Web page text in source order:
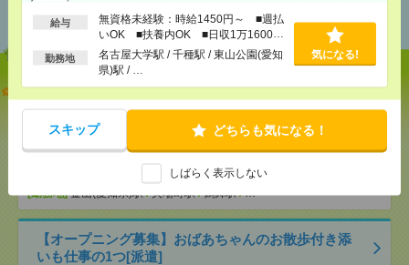
給与
無資格未経験：時給1450円～ ■週払
いOK ■扶養内OK ■日収1万1600円
以上
勤務地
名古屋大学駅 / 千種駅 / 東山公園(愛知
県)駅 / …
気になる!
スキップ どちらも気になる！
しばらく表示しない
志望動機も履歴書も不要！日収1.1万円～＊未経験OK
の介護[派遣]
無資格未経験：時給1450円～ ■週払い
OK ■扶養内OK ■日収1万1600円以上
[勤務地]金山(愛知県)駅/矢場町駅/鶴舞駅/…
【オープニング募集】おばあちゃんのお散歩付き添
いも仕事の1つ[派遣]